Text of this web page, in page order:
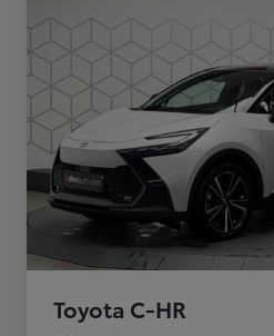
Toyota C-HR